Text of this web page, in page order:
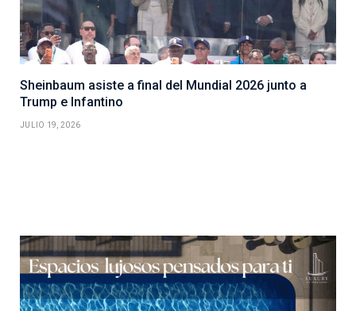
Sheinbaum asiste a final del Mundial 2026 junto a
Trump e Infantino
JULIO 19, 2026